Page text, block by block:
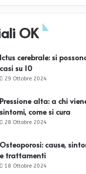
OK
Ictus cerebrale: si
casi su 10
29 Ottobre 2024
Pressione alta: a chi
sintomi, come si cura
28 Ottobre 2024
Osteoporosi: cause,
e trattamenti
18 Ottobre 2024